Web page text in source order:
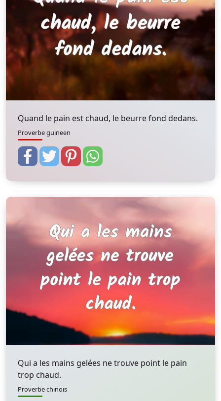
Quand le pain est chaud, le beurre fond dedans.
Proverbe guineen
Qui a les mains gelées ne trouve point le pain
trop chaud.
Proverbe chinois